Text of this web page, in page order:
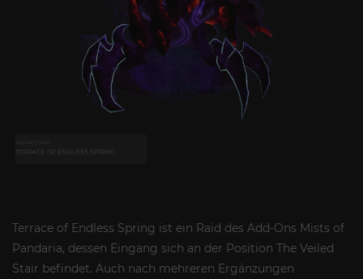
Terrace of Endless Spring ist ein Raid des Add-Ons Mists of
Pandaria, dessen Eingang sich an der Position The Veiled
Stair befindet. Auch nach mehreren Ergänzungen